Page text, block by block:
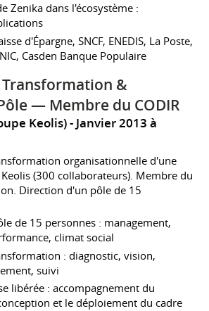
Zenika dans l'écosystème :
d'Épargne, SNCF, ENEDIS, La Poste,
Casden Banque Populaire
Transformation &
— Membre du CODIR
Keolis)
Janvier 2013 à
organisationnelle d'une
(300 collaborateurs). Membre du
Direction d'un pôle de 15
de 15 personnes : management,
climat social
: diagnostic, vision,
suivi
libérée : accompagnement du
et le déploiement du cadre